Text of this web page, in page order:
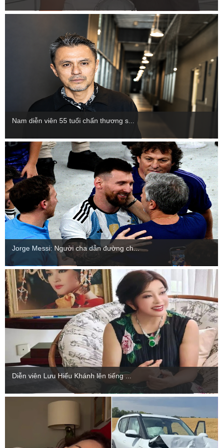
Nam diễn viên 55 tuổi chấn thương s...
Jorge Messi: Người cha dẫn đường ch...
Diễn viên Lưu Hiểu Khánh lên tiếng ...